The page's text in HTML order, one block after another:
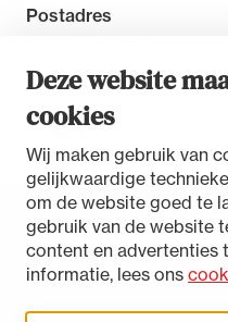
Deze website
cookies
Wij maken gebruik van
gelijkwaardige
om de website goed te
gebruik van de website
content en advertenties
informatie, lees ons
Postadres
2500 GW Den Haag
Toegankelijkheidsverklaring
Disclaimer